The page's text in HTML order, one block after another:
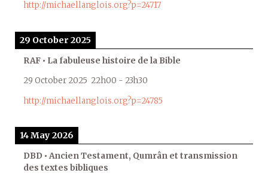
http://michaellanglois.org?p=24717
29 October 2025
RAF • La fabuleuse histoire de la Bible
29 October 2025 22h00 - 23h30
http://michaellanglois.org?p=24785
14 May 2026
DBD • Ancien Testament, Qumrân et transmission
des textes bibliques